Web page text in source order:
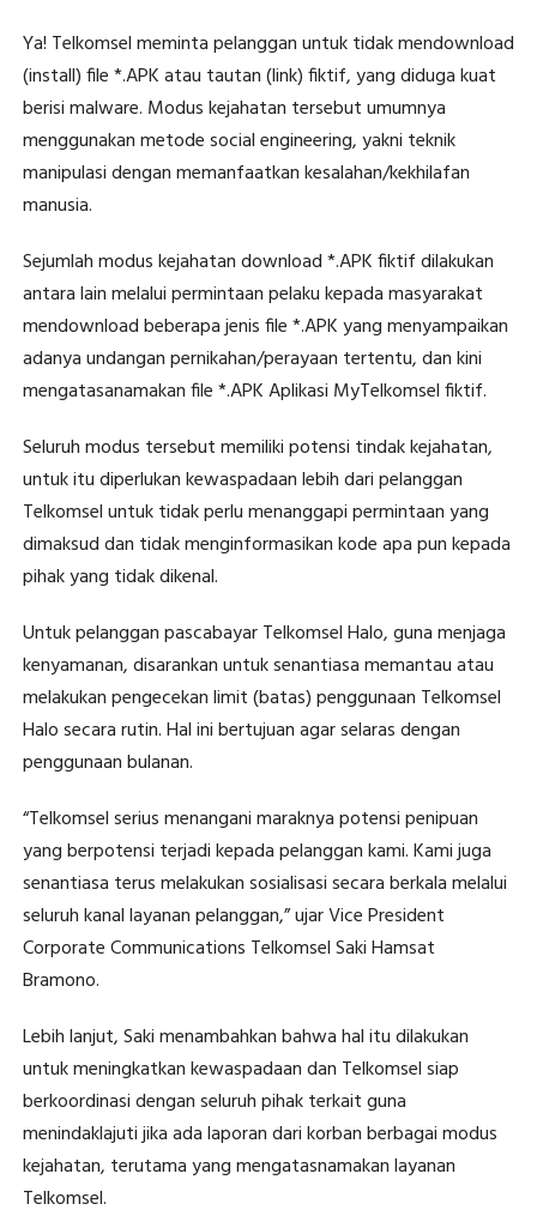
Ya! Telkomsel meminta pelanggan untuk tidak mendownload
(install) file *.APK atau tautan (link) fiktif, yang diduga kuat
berisi malware. Modus kejahatan tersebut umumnya
menggunakan metode social engineering, yakni teknik
manipulasi dengan memanfaatkan kesalahan/kekhilafan
manusia.
Sejumlah modus kejahatan download *.APK fiktif dilakukan
antara lain melalui permintaan pelaku kepada masyarakat
mendownload beberapa jenis file *.APK yang menyampaikan
adanya undangan pernikahan/perayaan tertentu, dan kini
mengatasanamakan file *.APK Aplikasi MyTelkomsel fiktif.
Seluruh modus tersebut memiliki potensi tindak kejahatan,
untuk itu diperlukan kewaspadaan lebih dari pelanggan
Telkomsel untuk tidak perlu menanggapi permintaan yang
dimaksud dan tidak menginformasikan kode apa pun kepada
pihak yang tidak dikenal.
Untuk pelanggan pascabayar Telkomsel Halo, guna menjaga
kenyamanan, disarankan untuk senantiasa memantau atau
melakukan pengecekan limit (batas) penggunaan Telkomsel
Halo secara rutin. Hal ini bertujuan agar selaras dengan
penggunaan bulanan.
“Telkomsel serius menangani maraknya potensi penipuan
yang berpotensi terjadi kepada pelanggan kami. Kami juga
senantiasa terus melakukan sosialisasi secara berkala melalui
seluruh kanal layanan pelanggan,” ujar Vice President
Corporate Communications Telkomsel Saki Hamsat
Bramono.
Lebih lanjut, Saki menambahkan bahwa hal itu dilakukan
untuk meningkatkan kewaspadaan dan Telkomsel siap
berkoordinasi dengan seluruh pihak terkait guna
menindaklajuti jika ada laporan dari korban berbagai modus
kejahatan, terutama yang mengatasnamakan layanan
Telkomsel.